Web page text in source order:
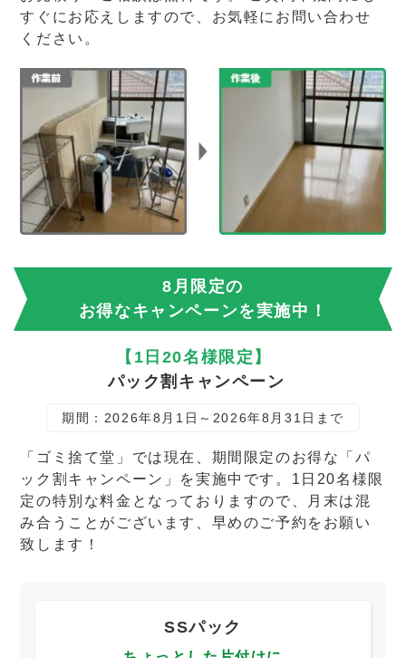
すぐにお応えしますので、お気軽にお問い合わせ
ください。
8月限定の
お得なキャンペーンを実施中！
【1日20名様限定】
パック割キャンペーン
期間：2026年8月1日～2026年8月31日まで
「ゴミ捨て堂」では現在、期間限定のお得な「パ
ック割キャンペーン」を実施中です。1日20名様限
定の特別な料金となっておりますので、月末は混
み合うことがございます、早めのご予約をお願い
致します！
SSパック